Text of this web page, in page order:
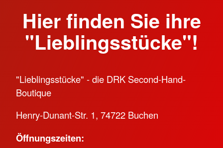
Hier finden Sie ihre
"Lieblingsstücke"!
"Lieblingsstücke" - die DRK Second-Hand-
Boutique
Henry-Dunant-Str. 1, 74722 Buchen
Öffnungszeiten: